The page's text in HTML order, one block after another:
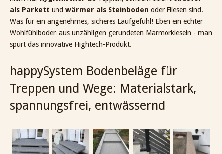
als Parkett und wärmer als Steinboden oder Fliesen sind.
Was für ein angenehmes, sicheres Laufgefühl! Eben ein echter
Wohlfühlboden aus unzähligen gerundeten Marmorkieseln - man
spürt das innovative Hightech-Produkt.
happySystem Bodenbeläge für
Treppen und Wege: Materialstark,
spannungsfrei, entwässernd